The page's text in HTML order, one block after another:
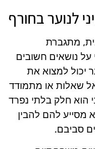
לנוער בחורף
מתגברת
על נושאים חשובים
יכול למצוא את
שאלות או מתמודד
הוא חלק בלתי נפרד
מסייע להם להבין
סביבם.